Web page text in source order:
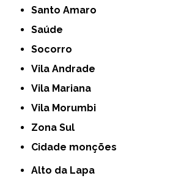
Santo Amaro
Saúde
Socorro
Vila Andrade
Vila Mariana
Vila Morumbi
Zona Sul
cidade monções
Alto da Lapa